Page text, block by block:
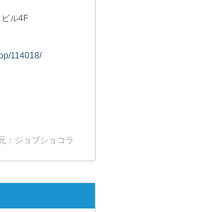
ル4F
114018/
：ジョブショコラ